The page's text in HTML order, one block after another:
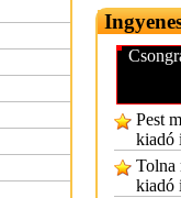
Pest
kiadó
Tolna
kiadó